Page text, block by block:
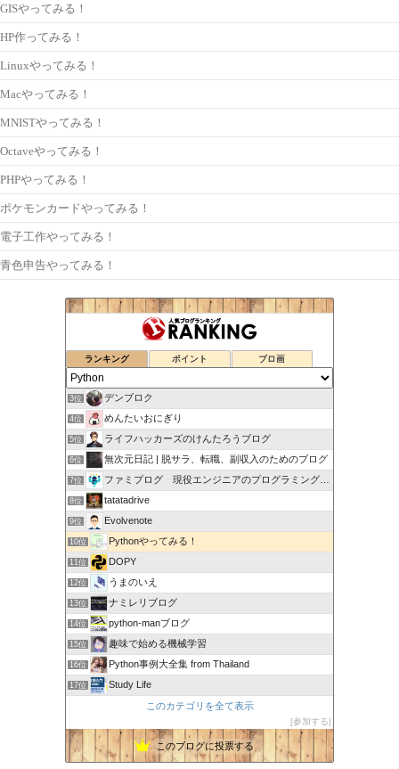
GISやってみる！
HP作ってみる！
Linuxやってみる！
Macやってみる！
MNISTやってみる！
Octaveやってみる！
PHPやってみる！
ポケモンカードやってみる！
電子工作やってみる！
青色申告やってみる！
ランキング ポイント ブロ画
3位 デンブロク
4位 めんたいおにぎり
5位 ライフハッカーズのけんたろうブログ
6位 無次元日記 | 脱サラ、転職、副収入のためのブログ
7位 ファミプログ 現役エンジニアのプログラミング入門講座
8位 tatatadrive
9位 Evolvenote
10位 Pythonやってみる！
11位 DOPY
12位 うまのいえ
13位 ナミレリブログ
14位 python-manブログ
15位 趣味で始める機械学習
16位 Python事例大全集 from Thailand
17位 Study Life
このカテゴリを全て表示
参加する
このブログに投票する